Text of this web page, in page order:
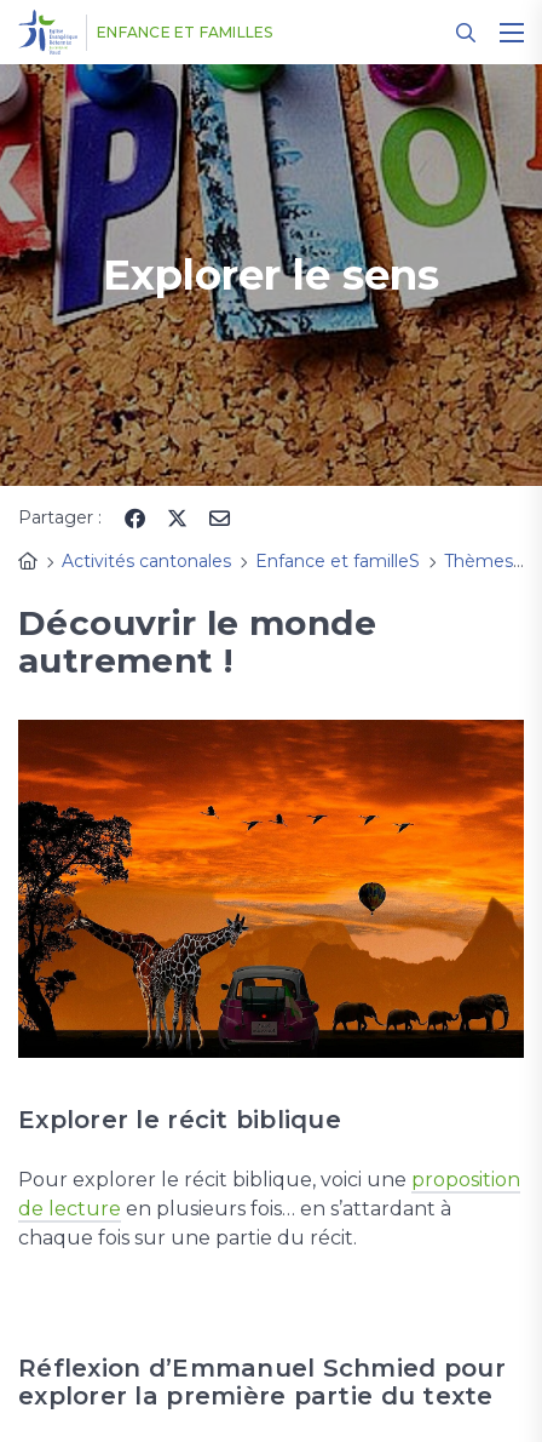
ENFANCE ET FAMILLES
Explorer le sens
Partager :
Activités cantonales
Enfance et familleS Thèmes, fêtes à découvrir
Découvrir le monde
autrement !
Explorer le récit biblique
Pour explorer le récit biblique, voici une proposition
de lecture en plusieurs fois… en s’attardant à
chaque fois sur une partie du récit.
Réflexion d’Emmanuel Schmied pour
explorer la première partie du texte
Panneau de gestion des cookies